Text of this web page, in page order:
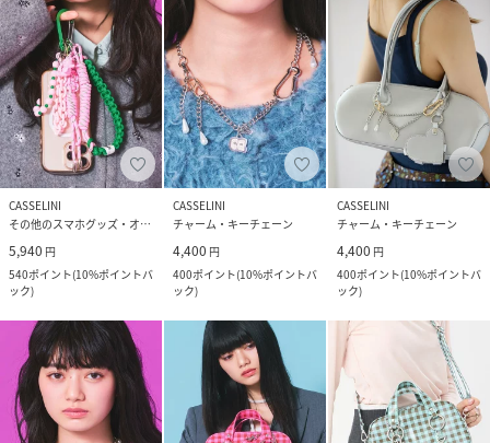
CASSELINI
その他のスマホグッズ・オーディオ機器
5,940 円
540ポイント(10%ポイントバ
ック)
CASSELINI
チャーム・キーチェーン
4,400 円
400ポイント(10%ポイントバ
ック)
CASSELINI
チャーム・キーチェーン
4,400 円
400ポイント(10%ポイントバ
ック)